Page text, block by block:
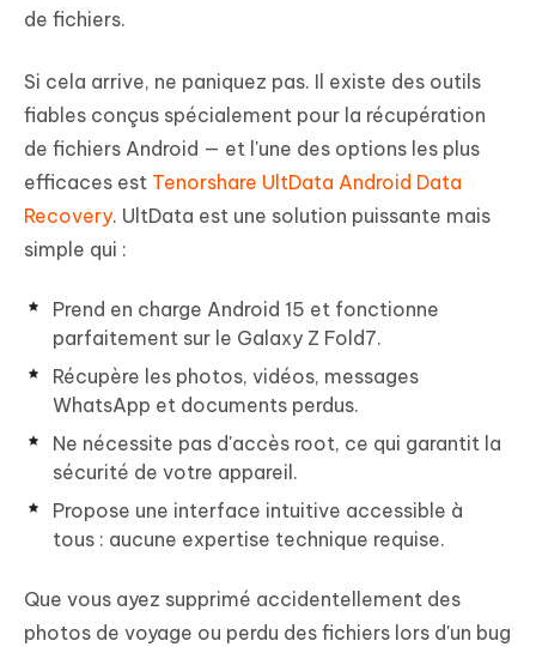
de fichiers.
Si cela arrive, ne paniquez pas. Il existe des outils
fiables conçus spécialement pour la récupération
de fichiers Android — et l'une des options les plus
efficaces est Tenorshare UltData Android Data
Recovery. UltData est une solution puissante mais
simple qui :
Prend en charge Android 15 et fonctionne
parfaitement sur le Galaxy Z Fold7.
Récupère les photos, vidéos, messages
WhatsApp et documents perdus.
Ne nécessite pas d'accès root, ce qui garantit la
sécurité de votre appareil.
Propose une interface intuitive accessible à
tous : aucune expertise technique requise.
Que vous ayez supprimé accidentellement des
photos de voyage ou perdu des fichiers lors d'un bug